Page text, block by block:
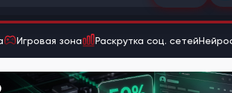
Игровая зона Раскрутка соц. сетей